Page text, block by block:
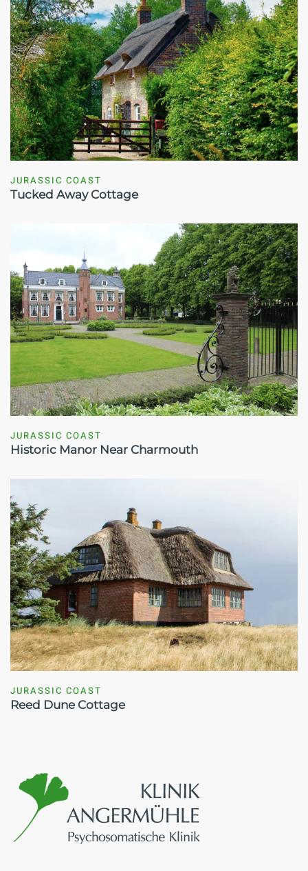
JURASSIC COAST
Tucked Away Cottage
JURASSIC COAST
Historic Manor Near Charmouth
JURASSIC COAST
Reed Dune Cottage